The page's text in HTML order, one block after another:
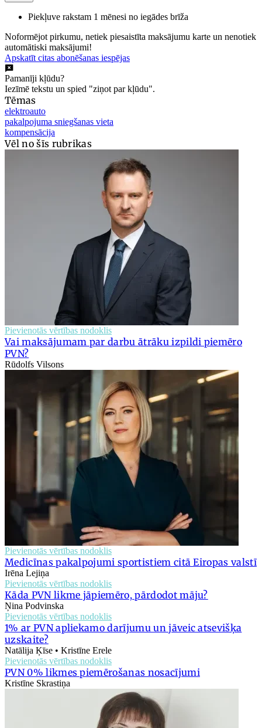
Piekļuve rakstam 1 mēnesi no iegādes brīža
Noformējot pirkumu, netiek piesaistīta maksājumu karte un nenotiek
automātiski maksājumi!
Apskatīt citas abonēšanas iespējas
Pamanīji kļūdu?
Iezīmē tekstu un spied "ziņot par kļūdu".
Tēmas
elektroauto
pakalpojuma sniegšanas vieta
kompensācija
Vēl no šīs rubrikas
Pievienotās vērtības nodoklis
Vai maksājumam par darbu ātrāku izpildi piemēro
PVN?
Rūdolfs Vilsons
Pievienotās vērtības nodoklis
Medicīnas pakalpojumi sportistiem citā Eiropas valstī
Irēna Lejiņa
Pievienotās vērtības nodoklis
Kāda PVN likme jāpiemēro, pārdodot māju?
Ņina Podvinska
Pievienotās vērtības nodoklis
1% ar PVN apliekamo darījumu un jāveic atsevišķa
uzskaite?
Natālija Ķīse • Kristīne Erele
Pievienotās vērtības nodoklis
PVN 0% likmes piemērošanas nosacījumi
Kristīne Skrastiņa